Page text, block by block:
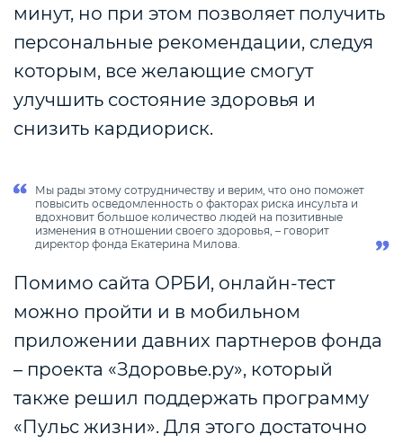
минут, но при этом позволяет получить
персональные рекомендации, следуя
которым, все желающие смогут
улучшить состояние здоровья и
снизить кардиориск.
Мы рады этому сотрудничеству и верим, что оно поможет
повысить осведомленность о факторах риска инсульта и
вдохновит большое количество людей на позитивные
изменения в отношении своего здоровья, – говорит
директор фонда Екатерина Милова.
Помимо сайта ОРБИ, онлайн-тест
можно пройти и в мобильном
приложении давних партнеров фонда
– проекта «Здоровье.ру», который
также решил поддержать программу
«Пульс жизни». Для этого достаточно